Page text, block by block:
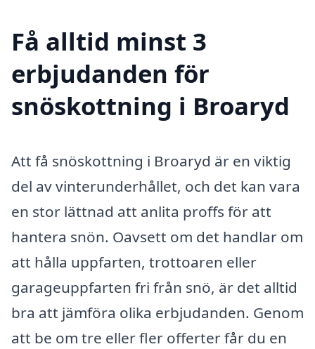
Få alltid minst 3
erbjudanden för
snöskottning i Broaryd
Att få snöskottning i Broaryd är en viktig
del av vinterunderhållet, och det kan vara
en stor lättnad att anlita proffs för att
hantera snön. Oavsett om det handlar om
att hålla uppfarten, trottoaren eller
garageuppfarten fri från snö, är det alltid
bra att jämföra olika erbjudanden. Genom
att be om tre eller fler offerter får du en